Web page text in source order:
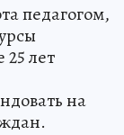
педагогом,
лет
на